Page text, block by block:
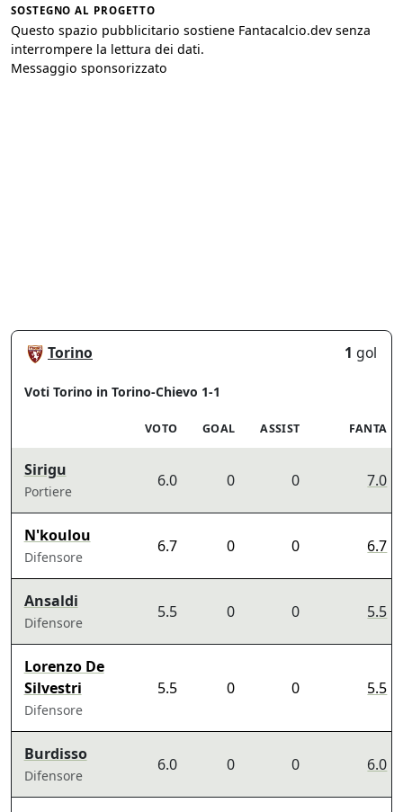
SOSTEGNO AL PROGETTO
Questo spazio pubblicitario sostiene Fantacalcio.dev senza
interrompere la lettura dei dati.
Messaggio sponsorizzato
Torino 1 gol
Voti Torino in Torino-Chievo 1-1
VOTO GOAL ASSIST FANTA
Sirigu
Portiere
6.0 0 0 7.0
N'koulou
Difensore
6.7 0 0 6.7
Ansaldi
Difensore
5.5 0 0 5.5
Lorenzo De
Silvestri
Difensore
5.5 0 0 5.5
Burdisso
Difensore
6.0 0 0 6.0